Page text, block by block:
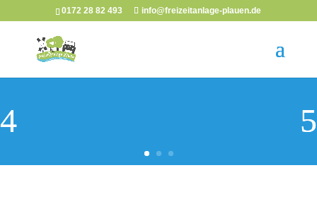
0172 28 82 493 info@freizeitanlage-plauen.de